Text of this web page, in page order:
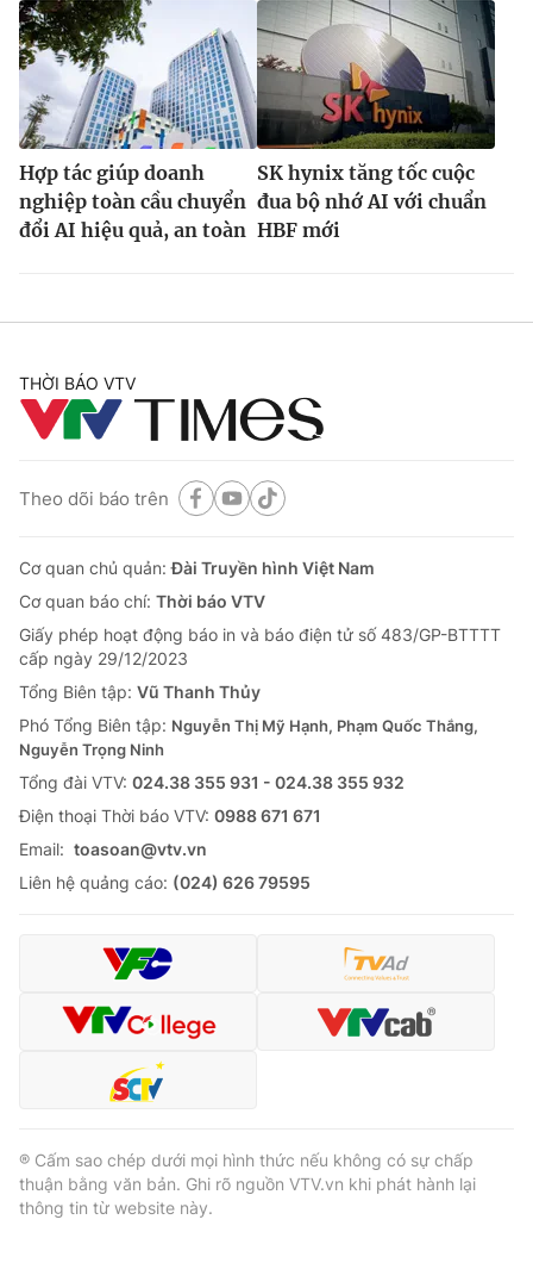
Hợp tác giúp doanh
nghiệp toàn cầu chuyển
đổi AI hiệu quả, an toàn
SK hynix tăng tốc cuộc
đua bộ nhớ AI với chuẩn
HBF mới
THỜI BÁO VTV
Theo dõi báo trên
Cơ quan chủ quản:Đài Truyền hình Việt Nam
Cơ quan báo chí: Thời báo VTV
Giấy phép hoạt động báo in và báo điện tử số 483/GP-BTTTT
cấp ngày 29/12/2023
Tổng Biên tập: Vũ Thanh Thủy
Phó Tổng Biên tập: Nguyễn Thị Mỹ Hạnh, Phạm Quốc Thắng,
Nguyễn Trọng Ninh
Tổng đài VTV: 024.38 355 931 - 024.38 355 932
Ðiện thoại Thời báo VTV: 0988 671 671
Email: toasoan@vtv.vn
Liên hệ quảng cáo: (024) 626 79595
® Cấm sao chép dưới mọi hình thức nếu không có sự chấp
thuận bằng văn bản. Ghi rõ nguồn VTV.vn khi phát hành lại
thông tin từ website này.